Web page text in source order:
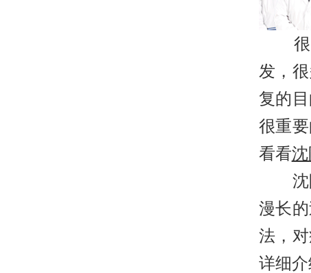
很
发，
复的
很重
看看
沈阳
漫长
法，
详细介